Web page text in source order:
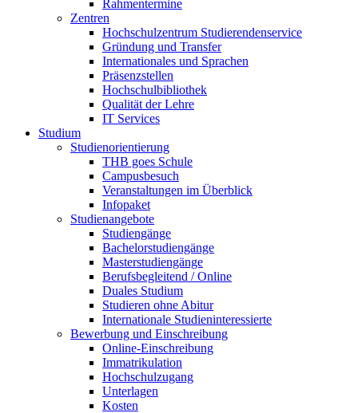
Rahmentermine
Zentren
Hochschulzentrum Studierendenservice
Gründung und Transfer
Internationales und Sprachen
Präsenzstellen
Hochschulbibliothek
Qualität der Lehre
IT Services
Studium
Studienorientierung
THB goes Schule
Campusbesuch
Veranstaltungen im Überblick
Infopaket
Studienangebote
Studiengänge
Bachelorstudiengänge
Masterstudiengänge
Berufsbegleitend / Online
Duales Studium
Studieren ohne Abitur
Internationale Studieninteressierte
Bewerbung und Einschreibung
Online-Einschreibung
Immatrikulation
Hochschulzugang
Unterlagen
Kosten